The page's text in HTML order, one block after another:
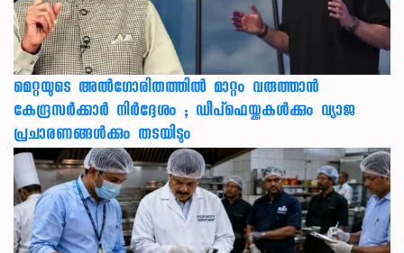
മെറ്റയുടെ അൽഗോരിതത്തിൽ മാറ്റം വരുത്താൻ
കേന്ദ്രസർക്കാർ നിർദ്ദേശം ; ഡീപ്‌ഫെയ്ക്കുകൾക്കും വ്യാജ
പ്രചാരണങ്ങൾക്കും തടയിടും